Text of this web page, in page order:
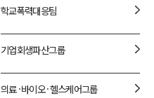
학교폭력대응팀
기업회생파산그룹
의료·바이오·헬스케어그룹